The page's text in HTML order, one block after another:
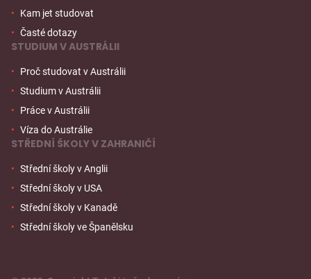
Kam jet studovat
Časté dotazy
STUDIUM V AUSTRÁLII
Proč studovat v Austrálii
Studium v Austrálii
Práce v Austrálii
Víza do Austrálie
STŘEDNÍ ŠKOLY V ZAHRANIČÍ
Střední školy v Anglii
Střední školy v USA
Střední školy v Kanadě
Střední školy ve Španělsku